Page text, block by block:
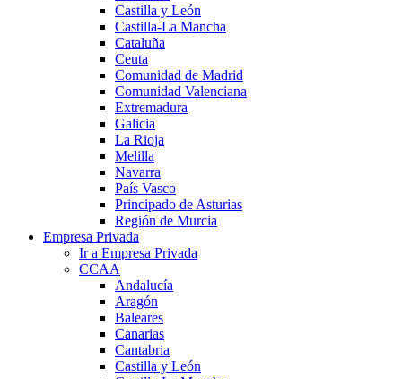
Castilla y León
Castilla-La Mancha
Cataluña
Ceuta
Comunidad de Madrid
Comunidad Valenciana
Extremadura
Galicia
La Rioja
Melilla
Navarra
País Vasco
Principado de Asturias
Región de Murcia
Empresa Privada
Ir a Empresa Privada
CCAA
Andalucía
Aragón
Baleares
Canarias
Cantabria
Castilla y León